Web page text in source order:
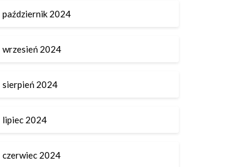
październik 2024
wrzesień 2024
sierpień 2024
lipiec 2024
czerwiec 2024